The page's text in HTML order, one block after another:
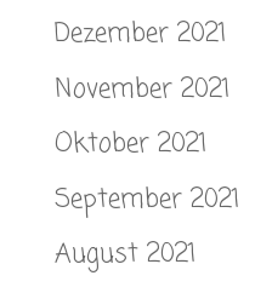
Dezember 2021
November 2021
Oktober 2021
September 2021
August 2021